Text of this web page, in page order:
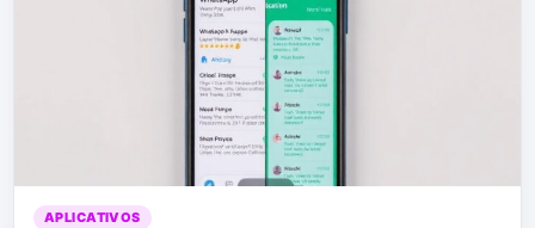
APLICATIVOS